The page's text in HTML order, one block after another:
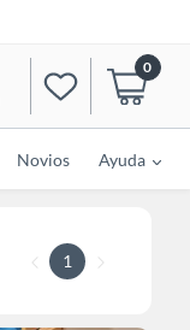
0
Novios Ayuda
1